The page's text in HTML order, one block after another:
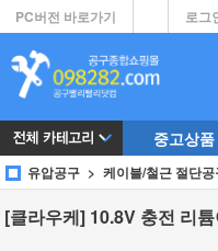
PC버전 바로가기 로그
중고상품
유압공구 케이블/철근 절단공
[클라우케] 10.8V 충전 리